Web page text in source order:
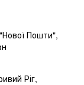
Пошти",
Ріг,